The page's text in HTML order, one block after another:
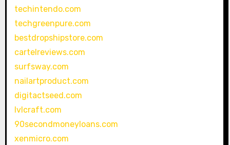
techintendo.com
techgreenpure.com
bestdropshipstore.com
cartelreviews.com
surfsway.com
nailartproduct.com
digitactseed.com
lvlcraft.com
90secondmoneyloans.com
xenmicro.com